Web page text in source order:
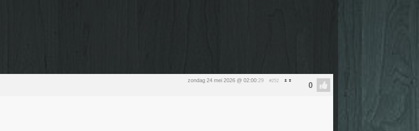
zondag 24 mei 2026 @ 02:00:29 #252